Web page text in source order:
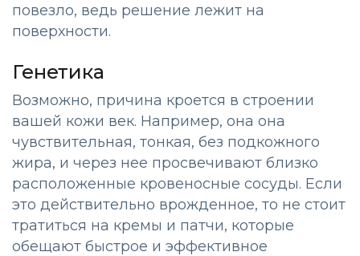
повезло, ведь решение лежит на
поверхности.
Генетика
Возможно, причина кроется в строении
вашей кожи век. Например, она она
чувствительная, тонкая, без подкожного
жира, и через нее просвечивают близко
расположенные кровеносные сосуды. Если
это действительно врожденное, то не стоит
тратиться на кремы и патчи, которые
обещают быстрое и эффективное